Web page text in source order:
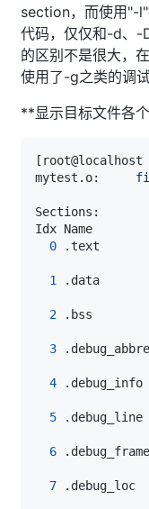
section，而使用"-
代码，仅仅和-d、-
的区别不是很大，
使用了-g之类的调
**显示目标文件各
[
mytest.o:
0 .text
1
.data
2 .bss
3
4 .debug_info
5 .debug_line
6
7 .debug_loc